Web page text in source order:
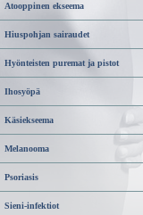
Atooppinen ekseema
Hiuspohjan sairaudet
Hyönteisten puremat ja pistot
Ihosyöpä
Käsiekseema
Melanooma
Psoriasis
Sieni-infektiot